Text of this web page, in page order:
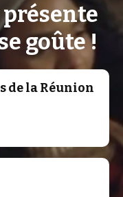
présente
goûte !
de la Réunion